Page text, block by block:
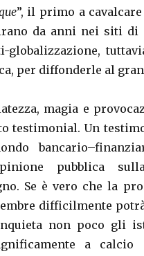
”, il primo a
da anni nei siti di
per diffonderle al
magia e
testimonial. Un
pubblica
Se è vero che la
difficilmente potrà
non poco gli
a